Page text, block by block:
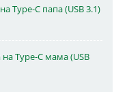
Type-C папа (USB 3.1)
Type-C мама (USB